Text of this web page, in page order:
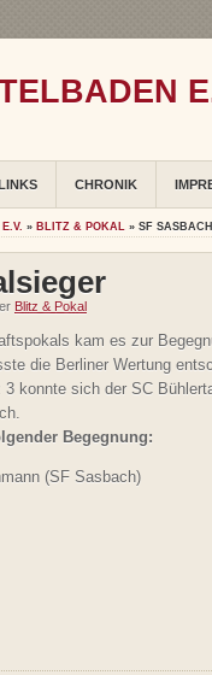
LINKS CHRONIK
» BLITZ & POKAL » SF
Blitz & Pokal
kam es zur
die Berliner Wertung
konnte sich der SC
Begegnung:
(SF Sasbach)